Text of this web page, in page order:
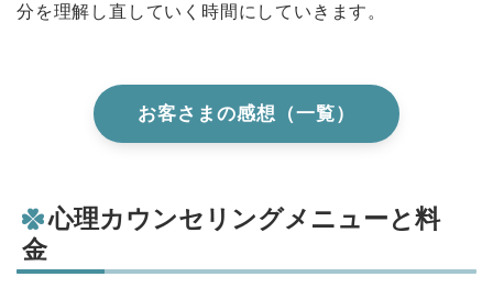
分を理解し直していく時間にしていきます。
お客さまの感想（一覧）
心理カウンセリングメニューと料
金